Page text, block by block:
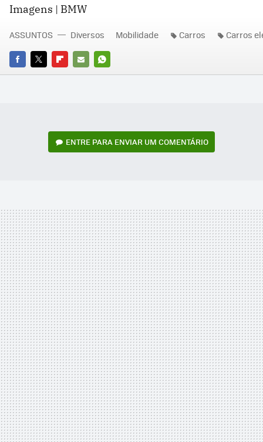
Imagens | BMW
FACEBOOK
TWITTERFLIPBOARD
E-
WHATSAPP
ASSUNTOS Diversos Mobilidade Carros Carros
ENTRE PARA ENVIAR UM COMENTÁRIO